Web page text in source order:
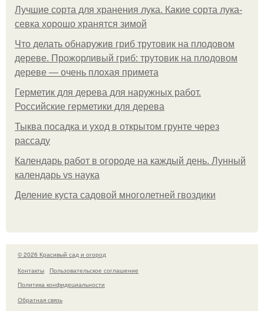
Лучшие сорта для хранения лука. Какие сорта лука-
севка хорошо хранятся зимой
Что делать обнаружив гриб трутовик на плодовом
дереве. Прожорливый гриб: трутовик на плодовом
дереве — очень плохая примета
Герметик для дерева для наружных работ.
Российские герметики для дерева
Тыква посадка и уход в открытом грунте через
рассаду
Календарь работ в огороде на каждый день. Лунный
календарь vs наука
Деление куста садовой многолетней гвоздики
© 2026 Красивый сад и огород
Контакты
Пользовательское соглашение
Политика конфидециальности
Обратная связь